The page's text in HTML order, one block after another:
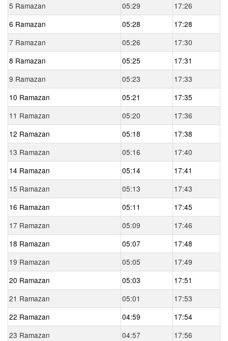
5 Ramazan
05:29
17:26
6 Ramazan
05:28
17:28
7 Ramazan
05:26
17:30
8 Ramazan
05:25
17:31
9 Ramazan
05:23
17:33
10 Ramazan
05:21
17:35
11 Ramazan
05:20
17:36
12 Ramazan
05:18
17:38
13 Ramazan
05:16
17:40
14 Ramazan
05:14
17:41
15 Ramazan
05:13
17:43
16 Ramazan
05:11
17:45
17 Ramazan
05:09
17:46
18 Ramazan
05:07
17:48
19 Ramazan
05:05
17:49
20 Ramazan
05:03
17:51
21 Ramazan
05:01
17:53
22 Ramazan
04:59
17:54
23 Ramazan
04:57
17:56